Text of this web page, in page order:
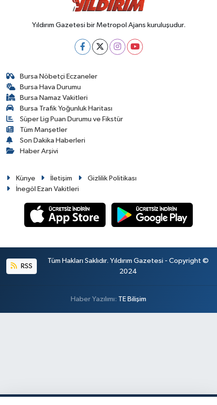
Yıldırım Gazetesi bir Metropol Ajans kuruluşudur.
Bursa Nöbetçi Eczaneler
Bursa Hava Durumu
Bursa Namaz Vakitleri
Bursa Trafik Yoğunluk Haritası
Süper Lig Puan Durumu ve Fikstür
Tüm Manşetler
Son Dakika Haberleri
Haber Arşivi
Künye İletişim
Gizlilik Politikası
İnegöl Ezan Vakitleri
RSS
Tüm Hakları Saklıdır. Yıldırım Gazetesi - Copyright ©
2024
Haber Yazılımı: TE Bilişim